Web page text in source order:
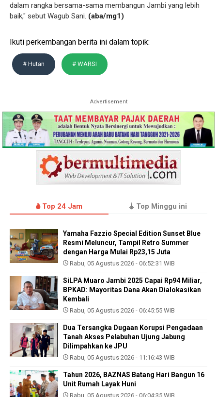
dalam rangka bersama-sama membangun Jambi yang lebih
baik," sebut Wagub Sani. (aba/mg1)
Ikuti perkembangan berita ini dalam topik:
# Hutan # WARSI
Advertisement
Top 24 Jam Top Minggu ini
Yamaha Fazzio Special Edition Sunset Blue
Resmi Meluncur, Tampil Retro Summer
dengan Harga Mulai Rp23,15 Juta
Rabu, 05 Agustus 2026 - 06:52:31 WIB
SiLPA Muaro Jambi 2025 Capai Rp94 Miliar,
BPKAD: Mayoritas Dana Akan Dialokasikan
Kembali
Rabu, 05 Agustus 2026 - 06:45:55 WIB
Dua Tersangka Dugaan Korupsi Pengadaan
Tanah Akses Pelabuhan Ujung Jabung
Dilimpahkan ke JPU
Rabu, 05 Agustus 2026 - 11:16:43 WIB
Tahun 2026, BAZNAS Batang Hari Bangun 16
Unit Rumah Layak Huni
Rabu, 05 Agustus 2026 - 06:04:35 WIB